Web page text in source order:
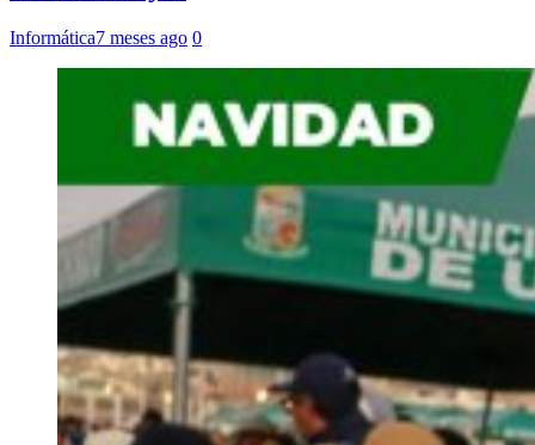
Informática7 meses ago 0